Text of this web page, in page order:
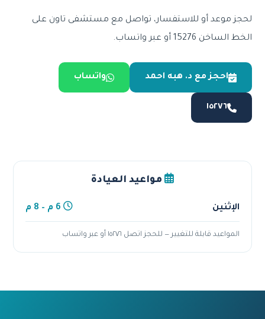
لحجز موعد أو للاستفسار، تواصل مع مستشفى تاون على
الخط الساخن 15276 أو عبر واتساب.
احجز مع د. هبه احمد واتساب
١٥٢٧٦
مواعيد العيادة
الإثنين
المواعيد قابلة للتغيير — للحجز اتصل ١٥٢٧٦ أو عبر واتساب